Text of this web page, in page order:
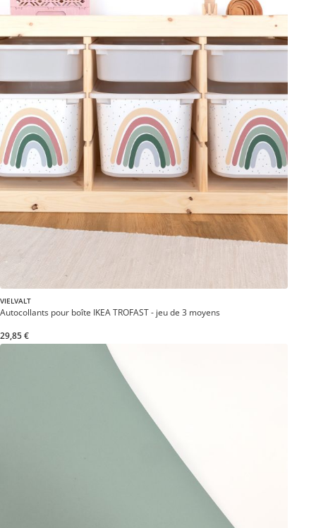
VIELVALT
Autocollants pour boîte IKEA TROFAST - jeu de 3 moyens
29,85 €